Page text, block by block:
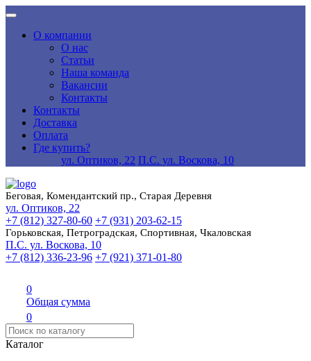
О компании
О нас
Статьи
Наша команда
Вакансии
Контакты
Контакты
Доставка
Оплата
Где купить?
ул. Оптиков, 22 П.С. ул. Воскова, 10
Беговая, Комендантский пр., Старая Деревня
ул. Оптиков, 22
+7 (812) 327-80-60 +7 (931) 203-62-15
Горьковская, Петроградская, Спортивная, Чкаловская
П.С. ул. Воскова, 10
+7 (812) 336-23-96 +7 (921) 371-01-80
0
Общая сумма
0
Каталог